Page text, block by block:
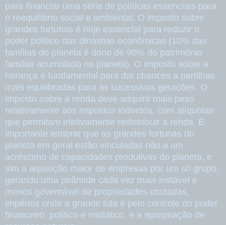
para financiar uma série de políticas essenciais para
o reequilíbrio social e ambiental. O imposto sobre
grandes fortunas é hoje essencial para reduzir o
poder político das dinastias econômicas (10% das
famílias do planeta é dono de 90% do patrimônio
familiar acumulado no planeta). O imposto sobre a
herança é fundamental para dar chances a partilhas
mais equilibradas para as sucessivas gerações. O
imposto sobre a renda deve adquirir mais peso
relativamente aos impostos indiretos, com alíquotas
que permitam efetivamente redistribuir a renda. É
importante lembrar que as grandes fortunas do
planeta em geral estão vinculadas não a um
acréscimo de capacidades produtivas do planeta, e
sim à aquisição maior de empresas por um só grupo,
gerando uma pirâmide cada vez mais instável e
menos governável de propriedades cruzadas,
impérios onde a grande luta é pelo controle do poder
financeiro, político e midiático, e a apropriação de